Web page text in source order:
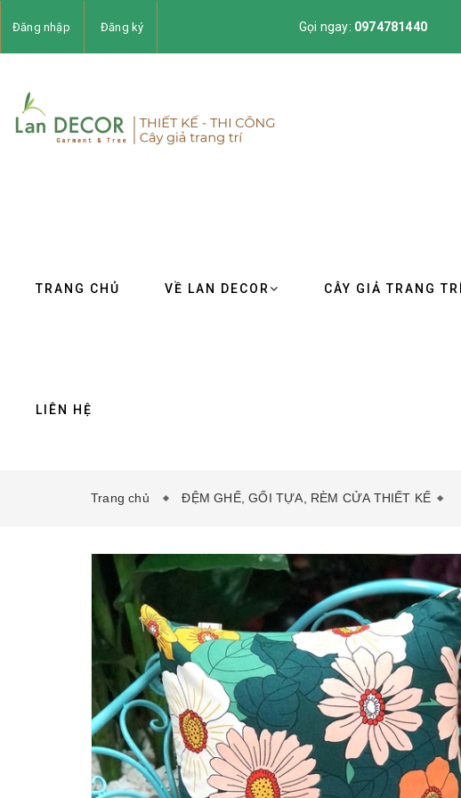
Đăng nhập Đăng ký Gọi ngay: 0974781440
TRANG CHỦ VỀ LAN DECOR CÂY GIẢ TRANG TRÍ
LIÊN HỆ
Trang chủ ĐỆM GHẾ, GỐI TỰA, RÈM CỬA THIẾT KẾ